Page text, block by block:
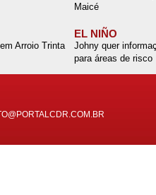
Maicé
Arroio Trinta
EL NIÑO
Johny quer
para áreas de risco